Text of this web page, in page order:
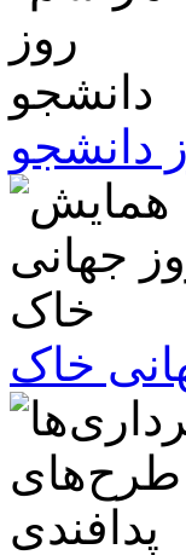
دانشجو
خاک